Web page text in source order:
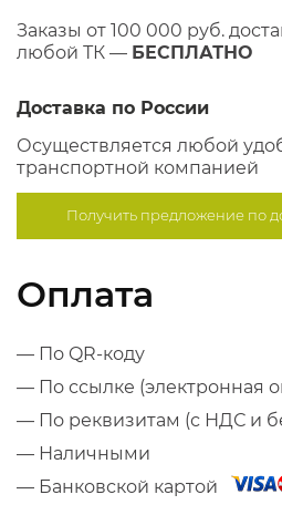
Заказы от 100 000 руб.
любой ТК — БЕСПЛАТНО
Доставка по России
Осуществляется любой
транспортной компанией
Получить предложение по
Оплата
— По QR-коду
— По ссылке (электронная
— По реквизитам (с НДС и
— Наличными
— Банковской картой